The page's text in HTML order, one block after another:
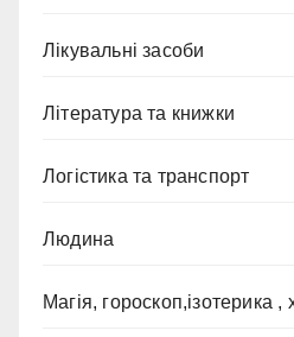
Лікувальні засоби
Література та книжки
Логістика та транспорт
Людина
Магія, гороскоп,ізотерика ,